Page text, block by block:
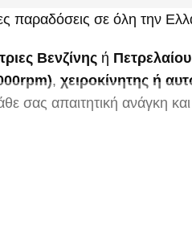
παραδόσεις σε όλη την
Βενζίνηςή Πετρελαίου
, χειροκίνητης ή
σας απαιτητική ανάγκη